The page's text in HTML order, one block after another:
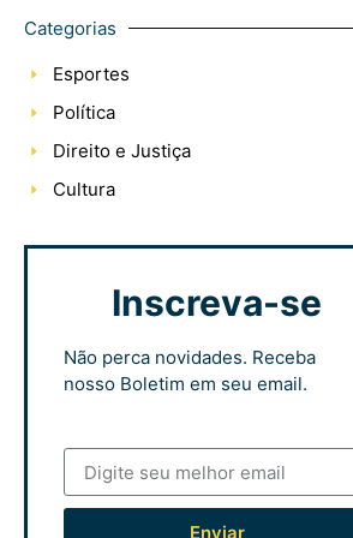
Categorias
Esportes
Política
Direito e Justiça
Cultura
Inscreva-se
Não perca novidades. Receba
nosso Boletim em seu email.
Enviar